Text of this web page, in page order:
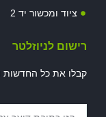
ציוד ומכשור יד 2
רישום לניוזלטר
קבלו את כל החדשות